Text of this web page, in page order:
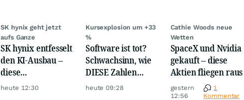
SK hynix geht jetzt
aufs Ganze
SK hynix entfesselt
den KI-Ausbau –
diese
Milliardenwette ist
heute 12:30
Kursexplosion um +33
%
Software ist tot?
Schwachsinn, wie
DIESE Zahlen
zeigen!
heute 09:28
Cathie Woods neue
Wetten
SpaceX und Nvidia
gekauft – diese
Aktien fliegen raus
gestern
12:56
1
Kommentar